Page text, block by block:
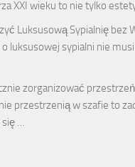
XXI wieku to nie tylko
Luksusową Sypialnię bez
luksusowej sypialni nie
zorganizować
przestrzenią w szafie to
…